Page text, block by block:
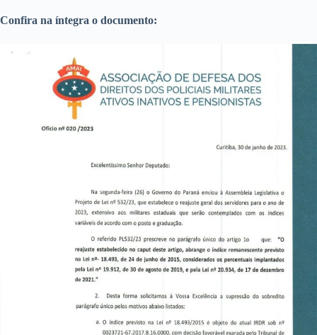
Confira na íntegra o documento: